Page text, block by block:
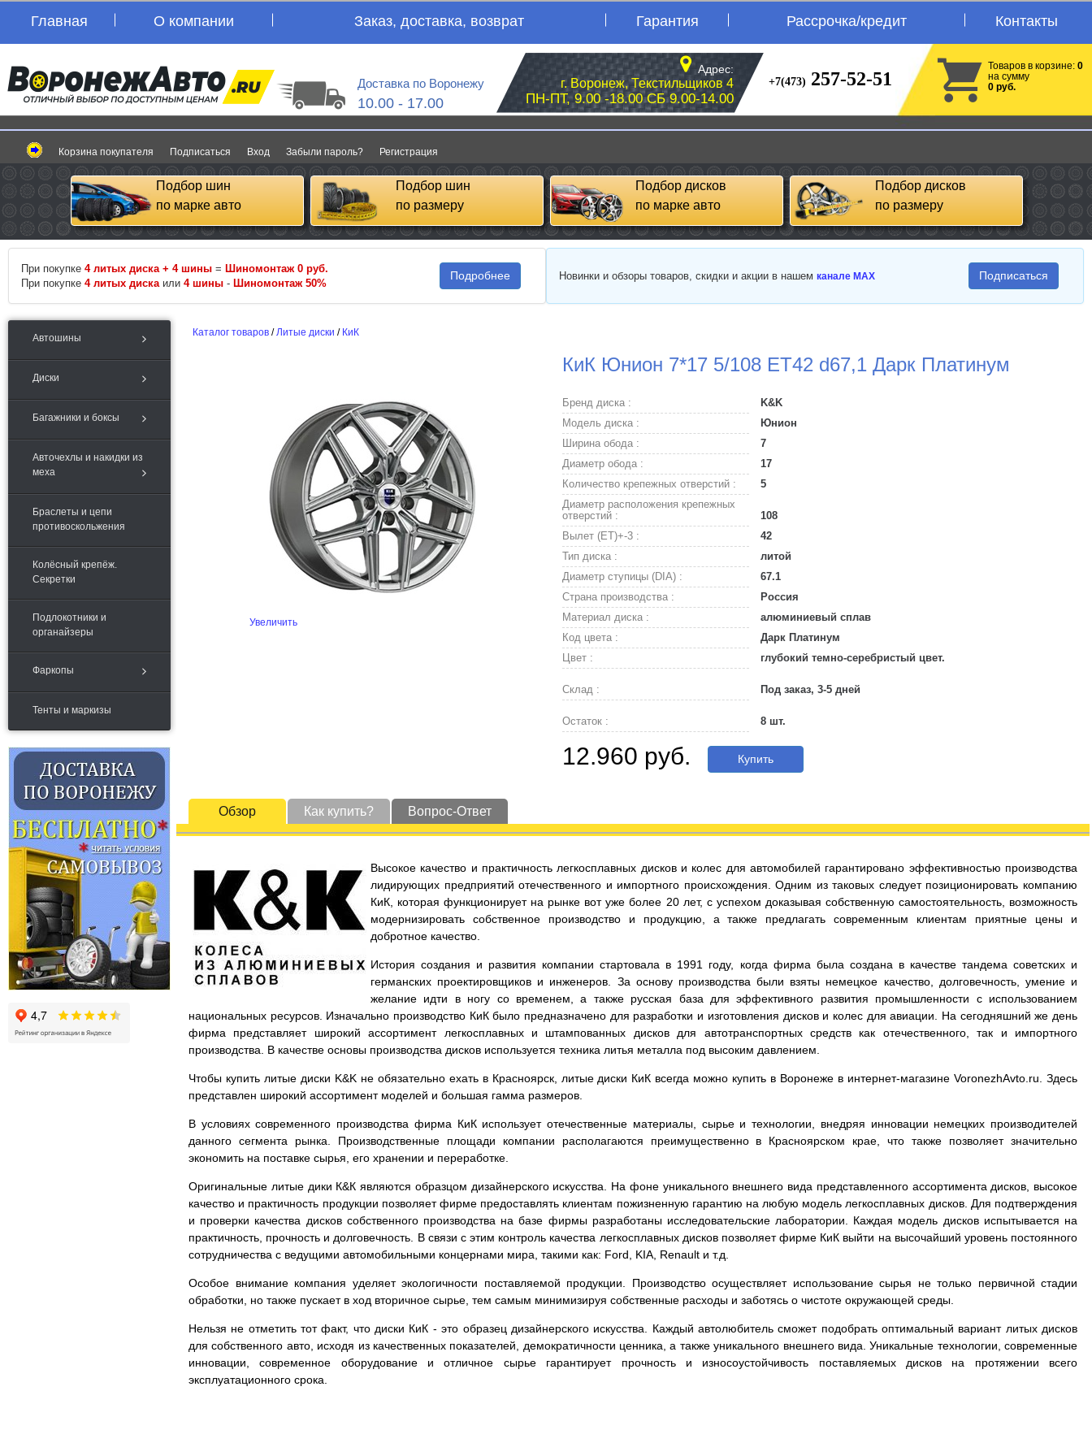
Главная О компании Заказ, доставка, возврат Гарантия Рассрочка/кредит Контакты
Доставка по Воронежу
10.00 - 17.00
Адрес:
г. Воронеж, Текстильщиков 4
ПН-ПТ, 9.00 -18.00 СБ 9.00-14.00
+7(473) 257-52-51
Товаров в корзине: 0
на сумму
0 руб.
Корзина покупателя Подписаться Вход Забыли пароль? Регистрация
Подбор шин
по марке авто
Подбор шин
по размеру
Подбор дисков
по марке авто
Подбор дисков
по размеру
При покупке 4 литых диска + 4 шины = Шиномонтаж 0 руб.
При покупке 4 литых диска или 4 шины - Шиномонтаж 50%
Подробнее Новинки и обзоры товаров, скидки и акции в нашем канале MAX Подписаться
Автошины
Диски
Багажники и боксы
Авточехлы и накидки из
меха
Браслеты и цепи
противоскольжения
Колёсный крепёж.
Секретки
Подлокотники и
органайзеры
Фаркопы
Тенты и маркизы
Каталог товаров /Литые диски / КиК
КиК Юнион 7*17 5/108 ET42 d67,1 Дарк Платинум
Увеличить
Бренд диска :
K&K
Модель диска :
Юнион
Ширина обода :
7
Диаметр обода :
17
Количество крепежных отверстий :
5
Диаметр расположения крепежных
отверстий :
108
Вылет (ET)+-3 :
42
Тип диска :
литой
Диаметр ступицы (DIA) :
67.1
Страна производства :
Россия
Материал диска :
алюминиевый сплав
Код цвета :
Дарк Платинум
Цвет :
глубокий темно-серебристый цвет.
Склад : Под заказ, 3-5 дней
Остаток : 8 шт.
12.960 руб. Купить
Обзор Как купить? Вопрос-Ответ
Высокое качество и практичность легкосплавных дисков и колес для автомобилей гарантировано эффективностью производства
лидирующих предприятий отечественного и импортного происхождения. Одним из таковых следует позиционировать компанию
КиК, которая функционирует на рынке вот уже более 20 лет, с успехом доказывая собственную самостоятельность, возможность
модернизировать собственное производство и продукцию, а также предлагать современным клиентам приятные цены и
добротное качество.
История создания и развития компании стартовала в 1991 году, когда фирма была создана в качестве тандема советских и
германских проектировщиков и инженеров. За основу производства были взяты немецкое качество, долговечность, умение и
желание идти в ногу со временем, а также русская база для эффективного развития промышленности с использованием
национальных ресурсов. Изначально производство КиК было предназначено для разработки и изготовления дисков и колес для авиации. На сегодняшний же день
фирма представляет широкий ассортимент легкосплавных и штампованных дисков для автотранспортных средств как отечественного, так и импортного
производства. В качестве основы производства дисков используется техника литья металла под высоким давлением.
Чтобы купить литые диски K&K не обязательно ехать в Красноярск, литые диски КиК всегда можно купить в Воронеже в интернет-магазине VoronezhAvto.ru. Здесь
представлен широкий ассортимент моделей и большая гамма размеров.
В условиях современного производства фирма КиК использует отечественные материалы, сырье и технологии, внедряя инновации немецких производителей
данного сегмента рынка. Производственные площади компании располагаются преимущественно в Красноярском крае, что также позволяет значительно
экономить на поставке сырья, его хранении и переработке.
Оригинальные литые дики К&К являются образцом дизайнерского искусства. На фоне уникального внешнего вида представленного ассортимента дисков, высокое
качество и практичность продукции позволяет фирме предоставлять клиентам пожизненную гарантию на любую модель легкосплавных дисков. Для подтверждения
и проверки качества дисков собственного производства на базе фирмы разработаны исследовательские лаборатории. Каждая модель дисков испытывается на
практичность, прочность и долговечность. В связи с этим контроль качества легкосплавных дисков позволяет фирме КиК выйти на высочайший уровень постоянного
сотрудничества с ведущими автомобильными концернами мира, такими как: Ford, KIA, Renault и т.д.
Особое внимание компания уделяет экологичности поставляемой продукции. Производство осуществляет использование сырья не только первичной стадии
обработки, но также пускает в ход вторичное сырье, тем самым минимизируя собственные расходы и заботясь о чистоте окружающей среды.
Нельзя не отметить тот факт, что диски КиК - это образец дизайнерского искусства. Каждый автолюбитель сможет подобрать оптимальный вариант литых дисков
для собственного авто, исходя из качественных показателей, демократичности ценника, а также уникального внешнего вида. Уникальные технологии, современные
инновации, современное оборудование и отличное сырье гарантирует прочность и износоустойчивость поставляемых дисков на протяжении всего
эксплуатационного срока.